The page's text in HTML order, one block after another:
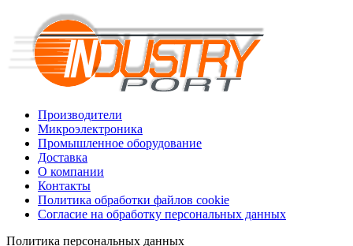
Производители
Микроэлектроника
Промышленное оборудование
Доставка
О компании
Контакты
Политика обработки файлов cookie
Согласие на обработку персональных данных
Политика персональных данных